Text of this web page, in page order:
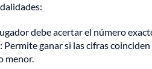
debe acertar el número
ganar si las cifras
menor.